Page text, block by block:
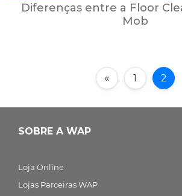
Diferenças entre a Floor
Mob
« 1 2
SOBRE A WAP
Loja Online
Lojas Parceiras WAP